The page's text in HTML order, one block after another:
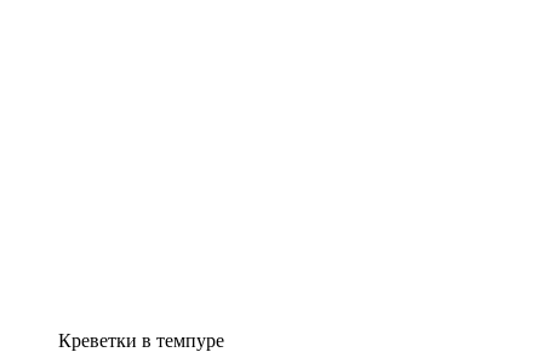
Креветки в темпуре